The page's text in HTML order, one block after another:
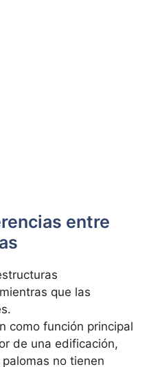
entre
que las
como función principal
de una edificación,
no tienen